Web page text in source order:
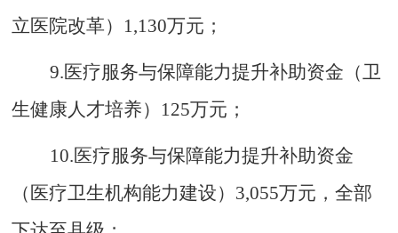
立医院改革） 1 ,130万元；
9.医疗服务与保障能力提升补助资金（卫
生健康人才培养） 125万元；
10.医疗服务与保障能力提升补助资金
（医疗卫生机构能力建设） 3,055万元，全部